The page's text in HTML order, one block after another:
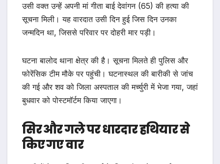
उसी वक्त उन्हें अपनी मां गीता बाई देवांगन (65) की हत्या की
सूचना मिली। यह वारदात उसी दिन हुई जिस दिन उनका
जन्मदिन था, जिससे परिवार पर दोहरी मार पड़ी।
घटना बालोद थाना क्षेत्र की है। सूचना मिलते ही पुलिस और
फोरेंसिक टीम मौके पर पहुंची। घटनास्थल की बारीकी से जांच
की गई और शव को जिला अस्पताल की मर्च्युरी में भेजा गया, जहां
बुधवार को पोस्टमॉर्टम किया जाएगा।
सिर और गले पर धारदार हथियार से
किए गए वार